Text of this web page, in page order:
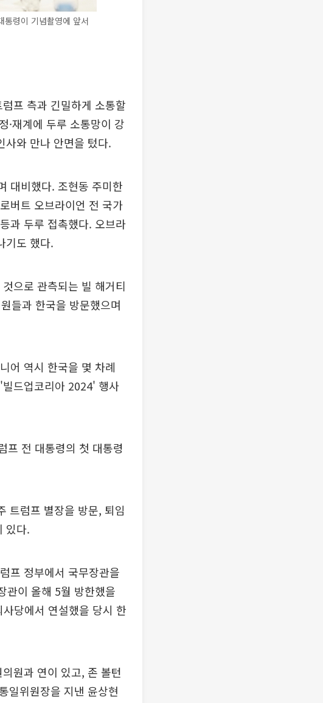
령이 기념촬영에 앞서
프 측과 긴밀하게 소통할
·재계에 두루 소통망이 강
사와 만나 안면을 텄다.
대비했다. 조현동 주미한
버트 오브라이언 전 국가
과 두루 접촉했다. 오브라
기도 했다.
으로 관측되는 빌 해거티
들과 한국을 방문했으며
어 역시 한국을 몇 차례
드업코리아 2024' 행사
프 전 대통령의 첫 대통령
트럼프 별장을 방문, 퇴임
있다.
프 정부에서 국무장관을
관이 올해 5월 방한했을
당에서 연설했을 당시 한
원과 연이 있고, 존 볼턴
일위원장을 지낸 윤상현